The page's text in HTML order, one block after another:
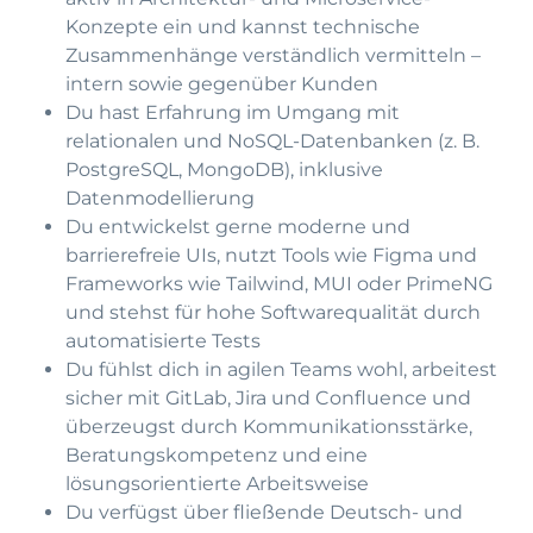
Konzepte ein und kannst technische
Zusammenhänge verständlich vermitteln –
intern sowie gegenüber Kunden
Du hast Erfahrung im Umgang mit
relationalen und NoSQL-Datenbanken (z. B.
PostgreSQL, MongoDB), inklusive
Datenmodellierung
Du entwickelst gerne moderne und
barrierefreie UIs, nutzt Tools wie Figma und
Frameworks wie Tailwind, MUI oder PrimeNG
und stehst für hohe Softwarequalität durch
automatisierte Tests
Du fühlst dich in agilen Teams wohl, arbeitest
sicher mit GitLab, Jira und Confluence und
überzeugst durch Kommunikationsstärke,
Beratungskompetenz und eine
lösungsorientierte Arbeitsweise
Du verfügst über fließende Deutsch- und